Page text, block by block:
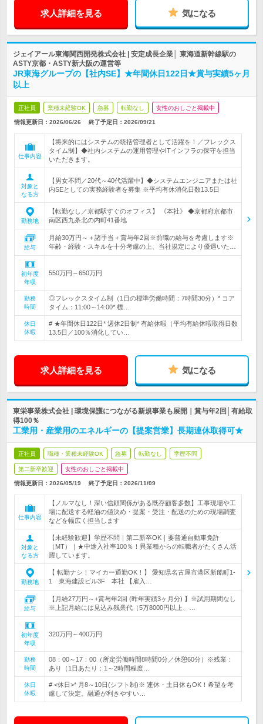
求人詳細を見る 気になる
ジェイアール東海関西開発株式会社 | 安定成長企業│ 東海道新幹線駅の
ASTY京都・ASTY新大阪の運営等
JR東海グループの【社内SE】★年間休日122日★賞与実績5ヶ月
以上
正社員 業種未経験OK 急募 転勤なし 女性のおしごと掲載中
情報更新日：2026/06/26 終了予定日： 2026/09/21
仕事内容
【将来的にはシステムの統括管理者として活躍を！／フレックス
タイム制】◆社内システムの運用管理やITインフラの保守を担当
いただきます。
対象と
なる方
【男女不問／20代～40代活躍中】◆システムエンジニアまたは社
内SEとしての実務経験者を募集 ※平均有休消化日数13.5日
勤務地
【転勤なし／京都駅すぐのオフィス】 《本社》 ◆京都府京都市
南区西九条北の内町41番地
給与
月給30万円～＋諸手当＋賞与年2回※前職の給与を考慮します※
年齢・経験・スキルを十分考慮の上、当社規定により優遇いた…
初年度
年収
550万円～650万円
勤務
時間
◎フレックスタイム制（1日の標準労働時間：7時間30分）* コア
タイム：11:00～14:00* 標…
休日
休暇
# ★年間休日122日* 週休2日制* 有給休暇（平均有給休暇取得日数
13.5日／100％消化してい…
求人詳細を見る 気になる
東栄事業株式会社 | 環境保護につながる新規事業も展開｜賞与年2回│有給取
得100％
工業用・産業用のエネルギーの【提案営業】長期連休取得可★
正社員 職種・業種未経験OK 急募 転勤なし 学歴不問
第二新卒歓迎 女性のおしごと掲載中
情報更新日：2026/05/19 終了予定日： 2026/11/09
仕事内容
【ノルマなし！深い信頼関係がある既存顧客多数】工事現場や工
場に配送する軽油の値決め・提案・受注・配送のための現場調査
などを幅広く担当します
対象と
なる方
【未経験歓迎】学歴不問｜第二新卒OK｜要普通自動車免許
（MT）｜★中途入社率100％！異業種からの転職者がたくさん活
躍しています。
勤務地
【 転勤ナシ！マイカー通勤OK！】 愛知県名古屋市港区新船町1-
1 東海建設ビル3F 本社 【雇入…
給与
【月給27万円～+賞与年2回 (昨年実績3ヶ月分) 】※試用期間なし
※上記月給には見込み残業代（5万8000円以上、…
初年度
年収
320万円～400万円
勤務
時間
08：00～17：00（所定労働時間8時間0分／休憩60分）※残業：
あり（1日あたり：1～2時間程度…
休日
休暇
# <休日>* 月8～10日(シフト制)※ 連休・土日休もOK！希望を考
慮して決定。融通が利きやすい…